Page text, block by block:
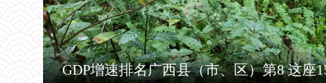
GDP增速排名广西县（市、区）第8 这座